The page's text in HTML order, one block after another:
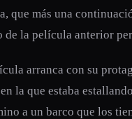
que más una
de la película anterior
arranca con su
la que estaba
a un barco que los